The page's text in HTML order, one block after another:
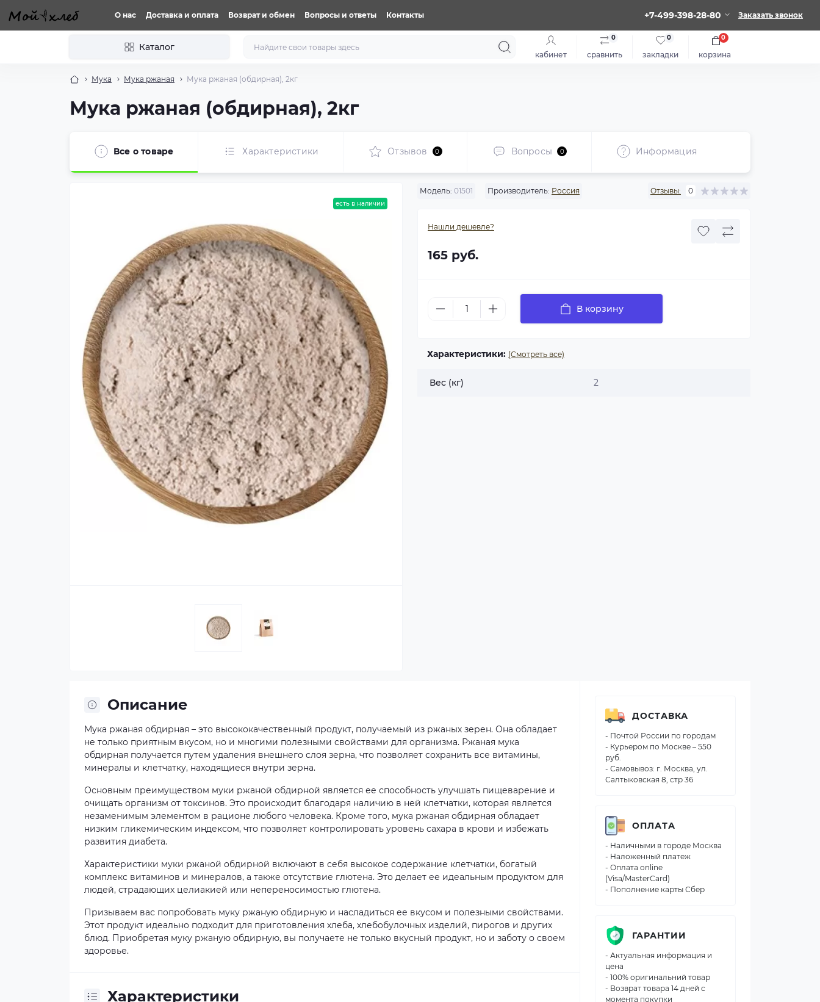
О нас Доставка и оплата Возврат и обмен Вопросы и ответы Контакты +7-499-398-28-80 Заказать звонок
Каталог
кабинет сравнить
0
закладки
0
корзина
0
Мука Мука ржаная Мука ржаная (обдирная), 2кг
Мука ржаная (обдирная), 2кг
Все о товаре Характеристики Отзывов 0 Вопросы 0 Информация
есть в наличии
Модель: 01501 Производитель: Россия Отзывы: 0
Нашли дешевле?
165 руб.
В корзину
Характеристики: (Смотреть все)
Вес (кг) 2
Описание
Мука ржаная обдирная – это высококачественный продукт, получаемый из ржаных зерен. Она обладает
не только приятным вкусом, но и многими полезными свойствами для организма. Ржаная мука
обдирная получается путем удаления внешнего слоя зерна, что позволяет сохранить все витамины,
минералы и клетчатку, находящиеся внутри зерна.
Основным преимуществом муки ржаной обдирной является ее способность улучшать пищеварение и
очищать организм от токсинов. Это происходит благодаря наличию в ней клетчатки, которая является
незаменимым элементом в рационе любого человека. Кроме того, мука ржаная обдирная обладает
низким гликемическим индексом, что позволяет контролировать уровень сахара в крови и избежать
развития диабета.
Характеристики муки ржаной обдирной включают в себя высокое содержание клетчатки, богатый
комплекс витаминов и минералов, а также отсутствие глютена. Это делает ее идеальным продуктом для
людей, страдающих целиакией или непереносимостью глютена.
Призываем вас попробовать муку ржаную обдирную и насладиться ее вкусом и полезными свойствами.
Этот продукт идеально подходит для приготовления хлеба, хлебобулочных изделий, пирогов и других
блюд. Приобретая муку ржаную обдирную, вы получаете не только вкусный продукт, но и заботу о своем
здоровье.
Характеристики
ДОСТАВКА
- Почтой России по городам
- Курьером по Москве – 550
руб.
- Самовывоз: г. Москва, ул.
Салтыковская 8, стр 36
ОПЛАТА
- Наличными в городе Москва
- Наложенный платеж
- Оплата online
(Visa/MasterCard)
- Пополнение карты Сбер
ГАРАНТИИ
- Актуальная информация и
цена
- 100% оригинальний товар
- Возврат товара 14 дней с
момента покупки